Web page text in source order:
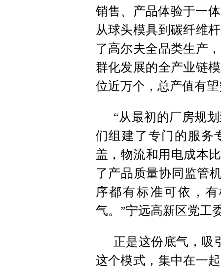
销售、产品体验于一
从球头模具到碳纤维
了高尔夫全品类生产
群化发展的全产业链
位近万个，总产值有
“从最初的厂房规
们组建了专门的服务
盖，物流和用电成本
了产品质量协同监管
序都有标准可依，
气。”宁远高新区党工
正是这份底气，吸
这个模式，集中在一